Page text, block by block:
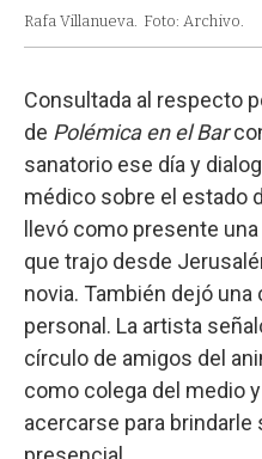
Rafa Villanueva. Foto: Archivo.
Consultada al respecto
de Polémica en el Bar
sanatorio ese día y
médico sobre el estado
llevó como presente
que trajo desde
novia. También dejó
personal. La artista
círculo de amigos del
como colega del medio
acercarse para